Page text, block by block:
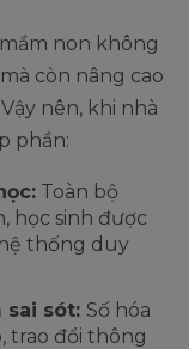
non không
còn nâng cao
nên, khi nhà
phần:
Toàn bộ
học sinh được
thống duy
sai sót: Số hóa
trao đổi thông